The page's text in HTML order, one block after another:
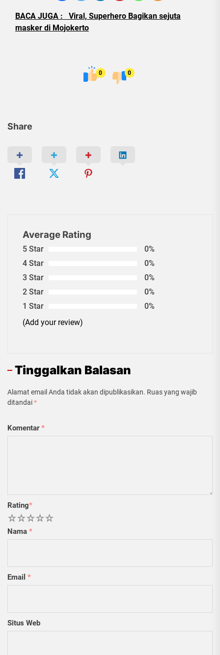
Share
BACA JUGA :
Viral, Superhero Bagikan sejuta
masker di Mojokerto
0 0
Average Rating
5 Star
0%
4 Star
0%
3 Star
0%
2 Star
0%
1 Star
0%
(Add your review)
Tinggalkan Balasan
Alamat email Anda tidak akan dipublikasikan. Ruas yang wajib
ditandai*
Komentar*
Rating*
5
4
3
2
Nama *
Email *
Situs Web